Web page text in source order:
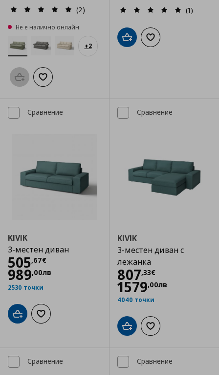
+2
(2)
Не е налично онлайн
Προσθήκη στο καλάθι
Добави към списъка с любими
(1)
Добави в кошницата
Добави към
Сравнение
KIVIK
3-местен диван
505,67€
Цена
989,00лв
2530 точки
Добави в кошницата
Добави към списъка с любими
Сравнение
KIVIK
3-местен диван с
лежанка
807,33€
Цена
1579,00лв
4040 точки
Добави в кошницата
Добави към
Сравнение Сравнение